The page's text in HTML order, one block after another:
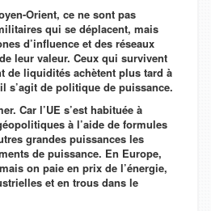
Orient, ce ne sont pas
qui se déplacent, mais
d’influence et des réseaux
leur valeur. Ceux qui survivent
de liquidités achètent plus tard à
s’agit de politique de puissance.
Car l’UE s’est habituée à
à l’aide de formules
grandes puissances les
de puissance. En Europe,
on paie en prix de l’énergie,
et en trous dans le